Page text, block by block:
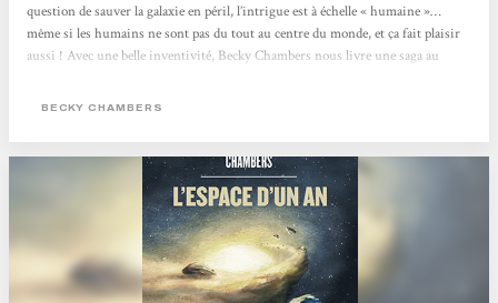
question de sauver la galaxie en péril, l’intrigue est à échelle « humaine »…
même si les humains ne sont pas du tout au centre du monde, et ça fait plaisir
aussi ! Avec une belle inventivité, Becky Chambers nous livre une saga au
vivre-ensemble et de tolérance dans un univers avec des races aliens...
BECKY CHAMBERS